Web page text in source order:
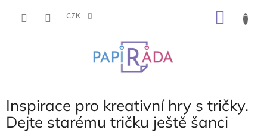
CZK
Inspirace pro kreativní hry s tričky.
Dejte starému tričku ještě šanci